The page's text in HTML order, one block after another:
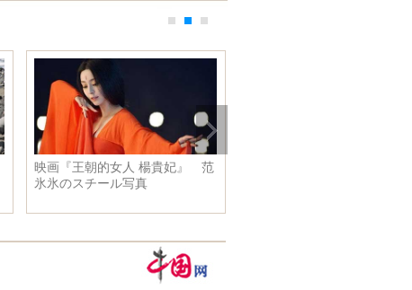
映画『王朝的女人 楊貴妃』 范
氷氷のスチール写真